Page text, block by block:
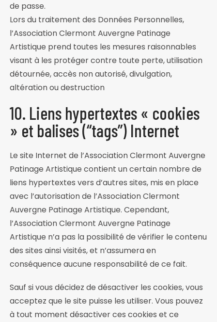
de passe.
Lors du traitement des Données Personnelles,
l’Association Clermont Auvergne Patinage
Artistique prend toutes les mesures raisonnables
visant à les protéger contre toute perte, utilisation
détournée, accès non autorisé, divulgation,
altération ou destruction
10. Liens hypertextes « cookies
» et balises (“tags”) Internet
Le site Internet de l’Association Clermont Auvergne
Patinage Artistique contient un certain nombre de
liens hypertextes vers d’autres sites, mis en place
avec l’autorisation de l’Association Clermont
Auvergne Patinage Artistique. Cependant,
l’Association Clermont Auvergne Patinage
Artistique n’a pas la possibilité de vérifier le contenu
des sites ainsi visités, et n’assumera en
conséquence aucune responsabilité de ce fait.
Sauf si vous décidez de désactiver les cookies, vous
acceptez que le site puisse les utiliser. Vous pouvez
à tout moment désactiver ces cookies et ce